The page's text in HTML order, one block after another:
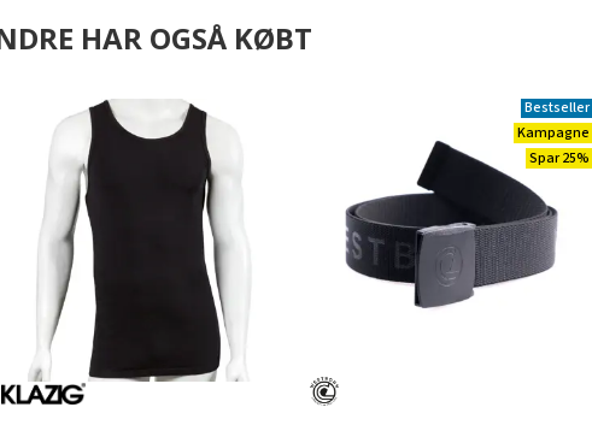
HAR OGSÅ KØBT
Bestseller
Kampagne
Spar 25%